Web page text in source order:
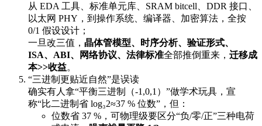
从 EDA 工具、标准单元库、SRAM bitcell、DDR 接口、
以太网 PHY，到操作系统、编译器、加密算法，全按
0/1 假设设计；
一旦改三值， 晶体管模型、时序分析、验证形式、
ISA、ABI、网络协议、法律标准全部推倒重来， 迁移成
本>>收益。
“三进制更贴近自然”是误读
确实有人拿“平衡三进制（-1,0,1）”做学术玩具，宣
称“比二进制省 log₃2≈37 % 位数”，但：
位数省 37 %，可物理级要区分“负/零/正”三种电荷